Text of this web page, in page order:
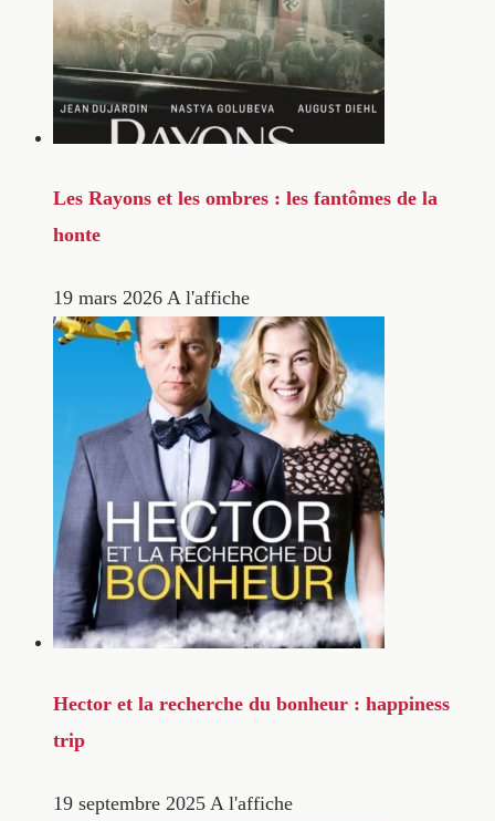
Les Rayons et les ombres : les fantômes de la
honte
19 mars 2026 A l'affiche
Hector et la recherche du bonheur : happiness
trip
19 septembre 2025 A l'affiche